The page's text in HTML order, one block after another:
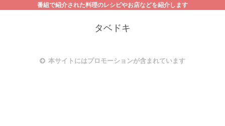
番組で紹介された料理のレシピやお店などを紹介します
タベドキ
本サイトにはプロモーションが含まれています